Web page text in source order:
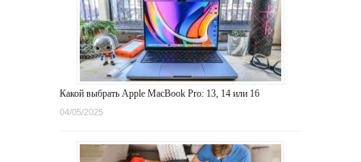
Какой выбрать Apple MacBook Pro: 13, 14 или 16
04/05/2025